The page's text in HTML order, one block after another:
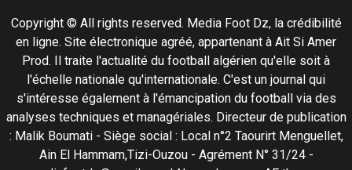
Copyright © All rights reserved. Media Foot Dz, la crédibilité
en ligne. Site électronique agréé, appartenant à Ait Si Amer
Prod. Il traite l'actualité du football algérien qu'elle soit à
l'échelle nationale qu'internationale. C'est un journal qui
s'intéresse également à l'émancipation du football via des
analyses techniques et managériales. Directeur de publication
: Malik Boumati - Siège social : Local n°2 Taourirt Menguellet,
Ain El Hammam,Tizi-Ouzou - Agrément N° 31/24 -